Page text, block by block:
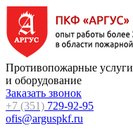
Противопожарные услуги
и оборудование
Заказать звонок
+7 (351) 729-92-95
ofis@arguspkf.ru